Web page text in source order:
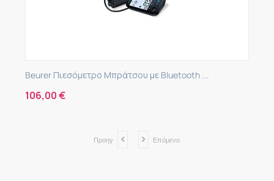
Beurer Πιεσόμετρο Μπράτσου με Bluetooth ...
106,00€
Προηγ Επόμενο